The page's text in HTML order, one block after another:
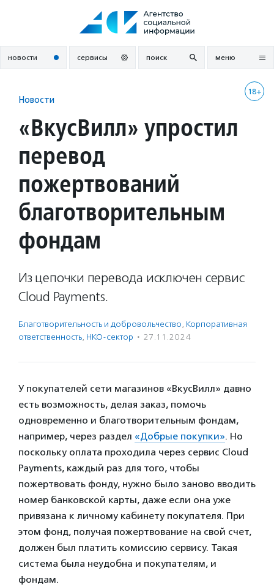
новости сервисы поиск меню
18+
Новости
«ВкусВилл» упростил
перевод
пожертвований
благотворительным
фондам
Из цепочки перевода исключен сервис
Cloud Payments.
Благотвори­тель­ность и доброволь­чест­во, Корпоративная
ответственность, НКО-сектор · 27.11.2024
У покупателей сети магазинов «ВкусВилл» давно
есть возможность, делая заказ, помочь
одновременно и благотворительным фондам,
например, через раздел «Добрые покупки». Но
поскольку оплата проходила через сервис Cloud
Payments, каждый раз для того, чтобы
пожертвовать фонду, нужно было заново вводить
номер банковской карты, даже если она уже
привязана к личному кабинету покупателя. При
этом фонд, получая пожертвование на свой счет,
должен был платить комиссию сервису. Такая
система была неудобна и покупателям, и
фондам.